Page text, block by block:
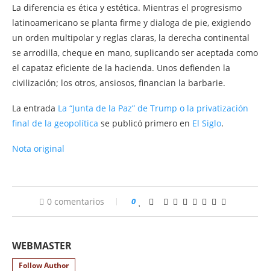
La diferencia es ética y estética. Mientras el progresismo
latinoamericano se planta firme y dialoga de pie, exigiendo
un orden multipolar y reglas claras, la derecha continental
se arrodilla, cheque en mano, suplicando ser aceptada como
el capataz eficiente de la hacienda. Unos defienden la
civilización; los otros, ansiosos, financian la barbarie.
La entrada La “Junta de la Paz” de Trump o la privatización
final de la geopolítica se publicó primero en El Siglo.
Nota original
0 comentarios 0
WEBMASTER
Follow Author